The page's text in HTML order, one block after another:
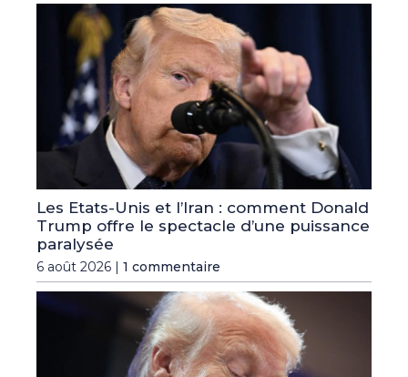
Les Etats-Unis et l’Iran : comment Donald
Trump offre le spectacle d’une puissance
paralysée
6 août 2026 | 1 commentaire